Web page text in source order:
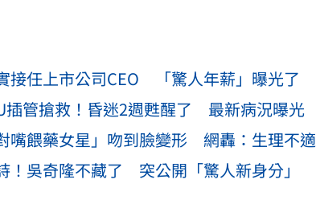
接任上市公司CEO 「驚人年薪」曝光了
插管搶救！昏迷2週甦醒了 最新病況曝光
嘴餵藥女星」吻到臉變形 網轟：生理不適
！吳奇隆不藏了 突公開「驚人新身分」